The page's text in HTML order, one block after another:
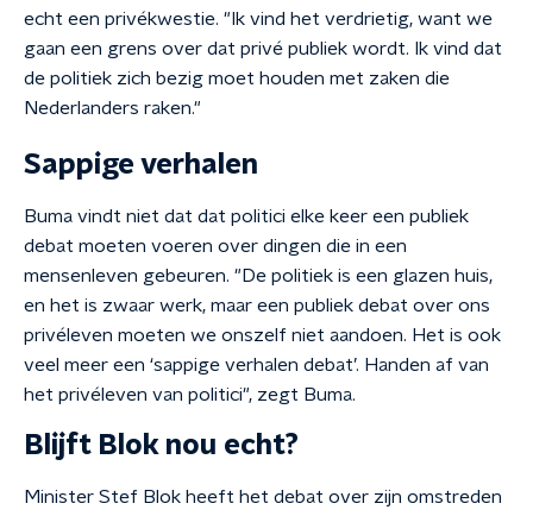
echt een privékwestie. "Ik vind het verdrietig, want we
gaan een grens over dat privé publiek wordt. Ik vind dat
de politiek zich bezig moet houden met zaken die
Nederlanders raken."
Sappige verhalen
Buma vindt niet dat dat politici elke keer een publiek
debat moeten voeren over dingen die in een
mensenleven gebeuren. "De politiek is een glazen huis,
en het is zwaar werk, maar een publiek debat over ons
privéleven moeten we onszelf niet aandoen. Het is ook
veel meer een ‘sappige verhalen debat’. Handen af van
het privéleven van politici", zegt Buma.
Blijft Blok nou echt?
Minister Stef Blok heeft het debat over zijn omstreden